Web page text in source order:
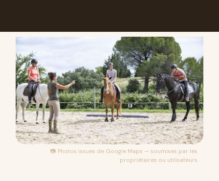
📷 Photos issues de Google Maps — soumises par les
propriétaires ou utilisateurs